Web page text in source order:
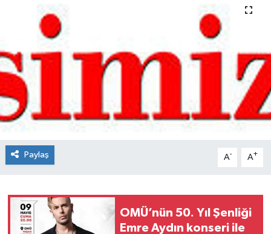
Paylaş A- A+
OMÜ’nün 50. Yıl Şenliği
Emre Aydın konseri ile
Politika
Sağlık
Spor
Teknoloji
Son Dakika Haberleri
Haber Arşivi